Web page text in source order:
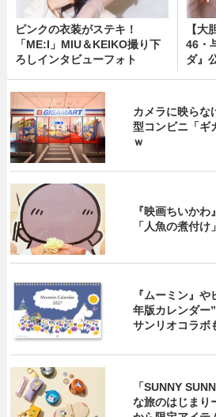
ピンクの衣装がステキ！
「ME:I」MIU＆KEIKO撮り下
ろしインタビューフォト
【大
46・
ダ』
カメラに映ら
型コンビニ「ギ
ｗ
『映画ちいか
「人魚の煮付け
『ムーミン』
年版カレンダ
サンリオコラボ
「SUNNY
な旅のはじま